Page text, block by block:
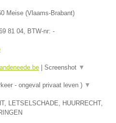
Meise (Vlaams-Brabant)
81 04, BTW-nr: -
Screenshot ▼
- ongeval privaat leven ) ▼
LETSELSCHADE, HUURRECHT,